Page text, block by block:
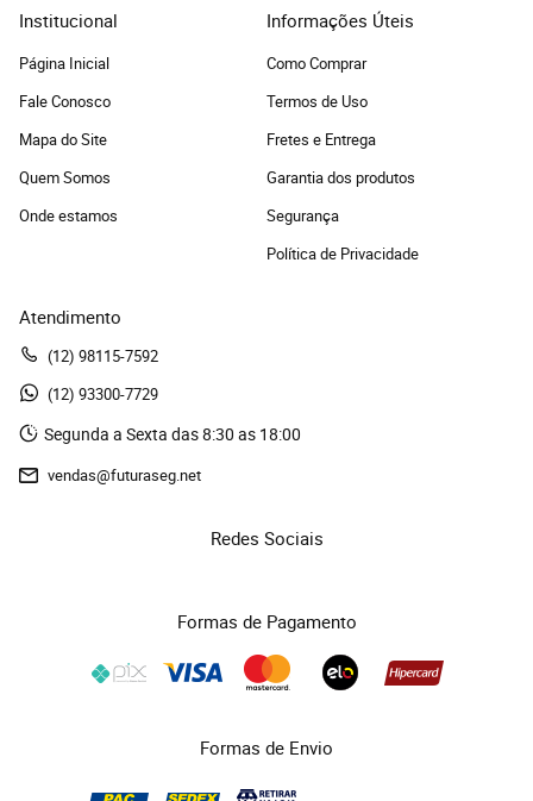
Institucional
Página Inicial
Fale Conosco
Mapa do Site
Quem Somos
Onde estamos
Informações Úteis
Como Comprar
Termos de Uso
Fretes e Entrega
Garantia dos produtos
Segurança
Política de Privacidade
Atendimento
(12) 98115-7592
(12) 93300-7729
Segunda a Sexta das 8:30 as 18:00
vendas@futuraseg.net
Redes Sociais
Formas de Pagamento
Formas de Envio